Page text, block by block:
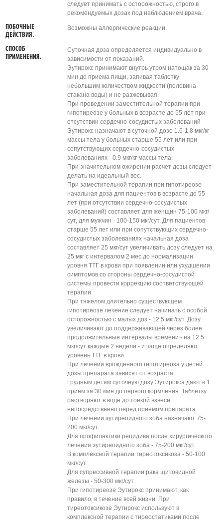
следует принимать с осторожностью, строго в
рекомендуемых дозах под наблюдением врача.
ПОБОЧНЫЕ
ДЕЙСТВИЯ.
Возможны аллергические реакции.
СПОСОБ
ПРИМЕНЕНИЯ.
Суточная доза определяется индивидуально в
зависимости от показаний.
Эутирокс принимают внутрь утром натощак за 30
мин до приема пищи, запивая таблетку
небольшим количеством жидкости (половина
стакана воды) и не разжевывая.
При проведении заместительной терапии при
гипотиреозе у больных в возрасте до 55 лет при
отсутствии сердечно-сосудистых заболеваний
Эутирокс назначают в суточной дозе 1.6-1.8 мкг/кг
массы тела у больных старше 55 лет или при
сопутствующих сердечно-сосудистых
заболеваниях - 0.9 мкг/кг массы тела.
При значительном ожирении расчет дозы следует
делать на идеальный вес.
При заместительной терапии при гипотиреозе
начальная доза для пациентов в возрасте до 55
лет (при отсутствии сердечно-сосудистых
заболеваний) составляет для женщин 75-100 мкг/
сут, для мужчин - 100-150 мкг/сут. Для пациентов
старше 55 лет или при сопутствующих сердечно-
сосудистых заболеваниях начальная доза
составляет 25 мкг/сут увеличивать дозу следует на
25 мкг с интервалом 2 мес до нормализации
уровня ТТГ в крови при появлении или ухудшении
симптомов со стороны сердечно-сосудистой
системы провести коррекцию соответствующей
терапии.
При тяжелом длительно существующем
гипотиреозе лечение следует начинать с особой
осторожностью с малых доз - 12.5 мкг/сут. Дозу
увеличивают до поддерживающей через более
продолжительные интервалы времени - на 12.5
мкг/сут каждые 2 недели - и чаще определяют
уровень ТТГ в крови.
При лечении врожденного гипотиреоза у детей
дозы препарата зависят от возраста.
Грудным детям суточную дозу Эутирокса дают в 1
прием за 30 мин до первого кормления. Таблетку
растворяют в воде до тонкой взвеси
непосредственно перед приемом препарата.
При лечении эутиреоидного зоба назначают 75-
200 мкг/сут.
Для профилактики рецидива после хирургического
лечения эутиреоидного зоба - 75-200 мкг/сут.
В комплексной терапии тиреотоксикоза - 50-100
мкг/сут.
Для супрессивной терапии рака щитовидной
железы - 50-300 мкг/сут.
При гипотиреозе Эутирокс принимают, как
правило, в течение всей жизни. При
тиреотоксикозе Эутирокс используют в
комплексной терапии с тиреостатиками после